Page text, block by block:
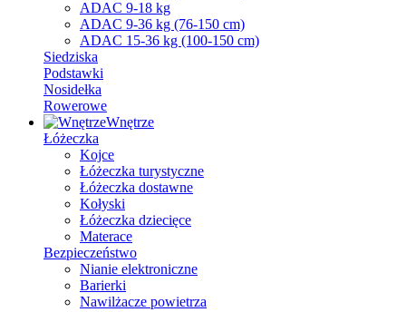
ADAC 9-18 kg
ADAC 9-36 kg (76-150 cm)
ADAC 15-36 kg (100-150 cm)
Siedziska
Podstawki
Nosidełka
Rowerowe
Wnętrze
Łóżeczka
Kojce
Łóżeczka turystyczne
Łóżeczka dostawne
Kołyski
Łóżeczka dziecięce
Materace
Bezpieczeństwo
Nianie elektroniczne
Barierki
Nawilżacze powietrza